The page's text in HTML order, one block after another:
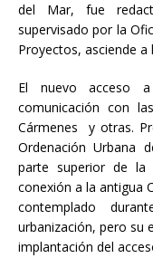
del Mar, fue
supervisado por la
Proyectos, asciende a
El nuevo acceso
comunicación con
Cármenes y otras.
Ordenación Urbana
parte superior de la
conexión a la antigua
contemplado
urbanización, pero su
implantación del